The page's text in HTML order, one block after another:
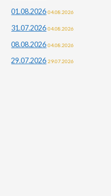
01.08.2026 04.08.2026
31.07.2026 04.08.2026
08.08.2026 04.08.2026
29.07.2026 29.07.2026